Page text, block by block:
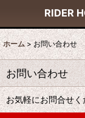
RIDER
ホーム > お問い合わせ
お問い合わせ
お気軽にお問合せく